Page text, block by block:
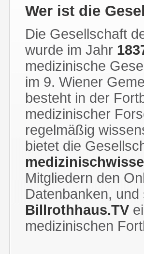
Wer ist die
Die Gesellschaft
wurde im Jahr
medizinische
im 9. Wiener
besteht in der
medizinischer
regelmäßig
bietet die
Mitgliedern den
Datenbanken,
Billrothhaus.TV
medizinischen